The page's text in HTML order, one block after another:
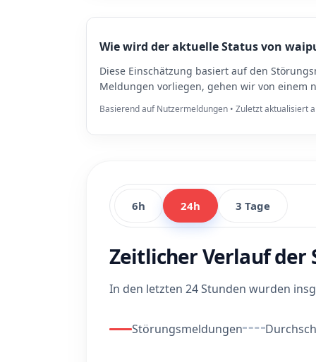
Wie wird der aktuelle Status von
Diese Einschätzung basiert auf den
Meldungen vorliegen, gehen wir von einem
Basierend auf Nutzermeldungen • Zuletzt aktualisiert
6h 24h 3 Tage
Zeitlicher Verlauf der
In den letzten 24 Stunden wurden
Störungsmeldungen